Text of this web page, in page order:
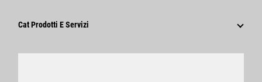
Innovazione
Fornitori
Cat Prodotti E Servizi